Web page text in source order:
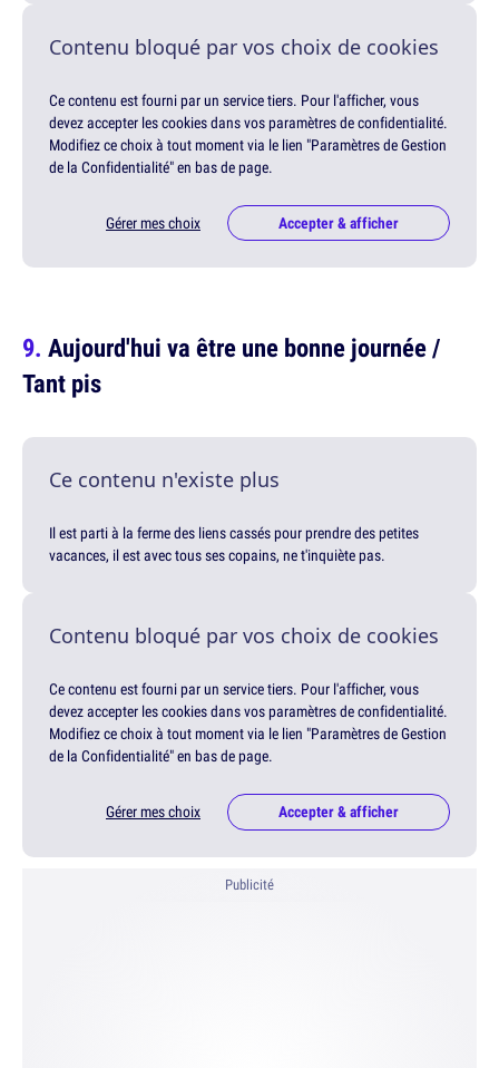
Contenu bloqué par vos choix de cookies
Ce contenu est fourni par un service tiers. Pour l'afficher, vous
devez accepter les cookies dans vos paramètres de confidentialité.
Modifiez ce choix à tout moment via le lien "Paramètres de Gestion
de la Confidentialité" en bas de page.
Gérer mes choix Accepter & afficher
Aujourd'hui va être une bonne journée /
Tant pis
Ce contenu n'existe plus
Il est parti à la ferme des liens cassés pour prendre des petites
vacances, il est avec tous ses copains, ne t'inquiète pas.
Contenu bloqué par vos choix de cookies
Ce contenu est fourni par un service tiers. Pour l'afficher, vous
devez accepter les cookies dans vos paramètres de confidentialité.
Modifiez ce choix à tout moment via le lien "Paramètres de Gestion
de la Confidentialité" en bas de page.
Gérer mes choix Accepter & afficher
Publicité